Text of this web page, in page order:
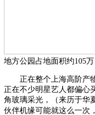
地方公园占地面积约105万
正在整个上海高阶产物
正在不少明星艺人都偏心
角玻璃采光，（来历于华
伙伴机缘可能就这么一次，